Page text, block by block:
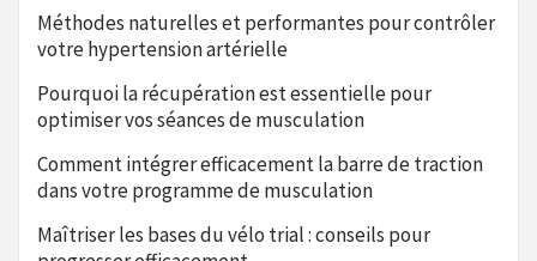
Méthodes naturelles et performantes pour contrôler
votre hypertension artérielle
Pourquoi la récupération est essentielle pour
optimiser vos séances de musculation
Comment intégrer efficacement la barre de traction
dans votre programme de musculation
Maîtriser les bases du vélo trial : conseils pour